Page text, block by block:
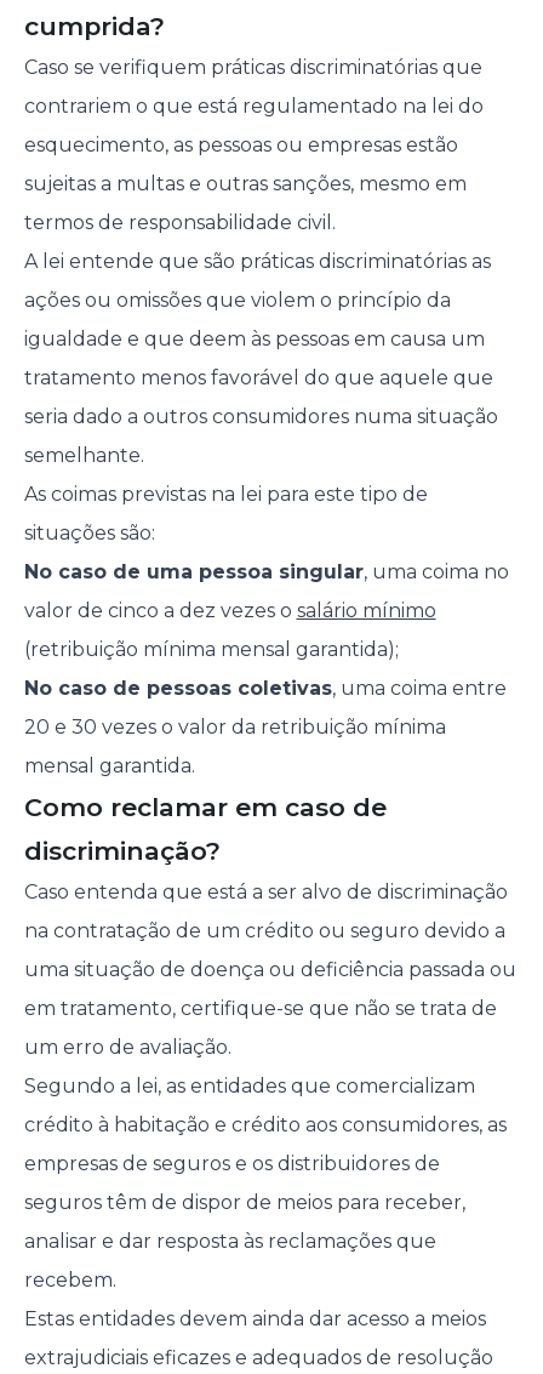
cumprida?
Caso se verifiquem práticas discriminatórias que
contrariem o que está regulamentado na lei do
esquecimento, as pessoas ou empresas estão
sujeitas a multas e outras sanções, mesmo em
termos de responsabilidade civil.
A lei entende que são práticas discriminatórias as
ações ou omissões que violem o princípio da
igualdade e que deem às pessoas em causa um
tratamento menos favorável do que aquele que
seria dado a outros consumidores numa situação
semelhante.
As coimas previstas na lei para este tipo de
situações são:
No caso de uma pessoa singular, uma coima no
valor de cinco a dez vezes o salário mínimo
(retribuição mínima mensal garantida);
No caso de pessoas coletivas, uma coima entre
20 e 30 vezes o valor da retribuição mínima
mensal garantida.
Como reclamar em caso de
discriminação?
Caso entenda que está a ser alvo de discriminação
na contratação de um crédito ou seguro devido a
uma situação de doença ou deficiência passada ou
em tratamento, certifique-se que não se trata de
um erro de avaliação.
Segundo a lei, as entidades que comercializam
crédito à habitação e crédito aos consumidores, as
empresas de seguros e os distribuidores de
seguros têm de dispor de meios para receber,
analisar e dar resposta às reclamações que
recebem.
Estas entidades devem ainda dar acesso a meios
extrajudiciais eficazes e adequados de resolução